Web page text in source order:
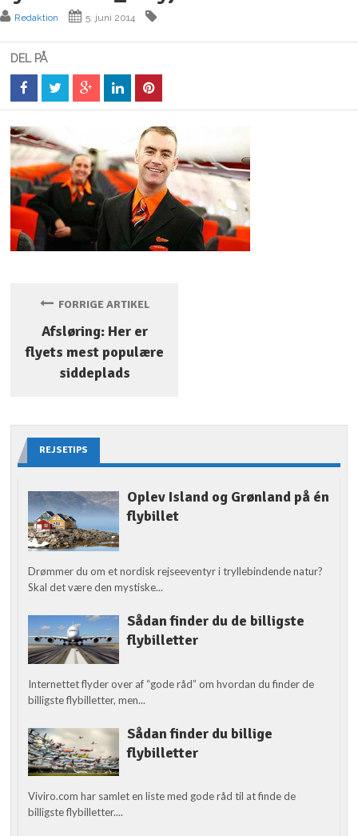
Redaktion 5. juni 2014
DEL PÅ
FORRIGE ARTIKEL
Afsløring: Her er
flyets mest populære
siddeplads
REJSETIPS
Oplev Island og Grønland på én
flybillet
Drømmer du om et nordisk rejseeventyr i tryllebindende natur?
Skal det være den mystiske...
Sådan finder du de billigste
flybilletter
Internettet flyder over af “gode råd” om hvordan du finder de
billigste flybilletter, men...
Sådan finder du billige
flybilletter
Viviro.com har samlet en liste med gode råd til at finde de
billigste flybilletter....